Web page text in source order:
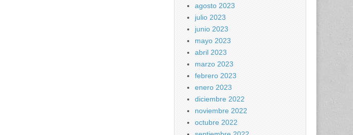
agosto 2023
julio 2023
junio 2023
mayo 2023
abril 2023
marzo 2023
febrero 2023
enero 2023
diciembre 2022
noviembre 2022
octubre 2022